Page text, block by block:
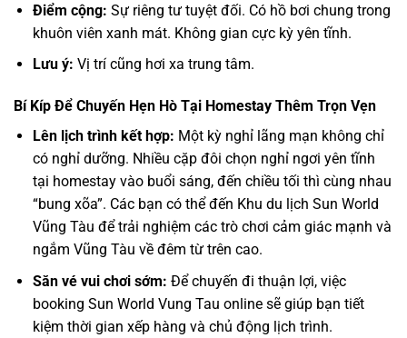
Điểm cộng: Sự riêng tư tuyệt đối. Có hồ bơi chung trong
khuôn viên xanh mát. Không gian cực kỳ yên tĩnh.
Lưu ý: Vị trí cũng hơi xa trung tâm.
Bí Kíp Để Chuyến Hẹn Hò Tại Homestay Thêm Trọn Vẹn
Lên lịch trình kết hợp: Một kỳ nghỉ lãng mạn không chỉ
có nghỉ dưỡng. Nhiều cặp đôi chọn nghỉ ngơi yên tĩnh
tại homestay vào buổi sáng, đến chiều tối thì cùng nhau
“bung xõa”. Các bạn có thể đến Khu du lịch Sun World
Vũng Tàu để trải nghiệm các trò chơi cảm giác mạnh và
ngắm Vũng Tàu về đêm từ trên cao.
Săn vé vui chơi sớm: Để chuyến đi thuận lợi, việc
booking Sun World Vung Tau online sẽ giúp bạn tiết
kiệm thời gian xếp hàng và chủ động lịch trình.